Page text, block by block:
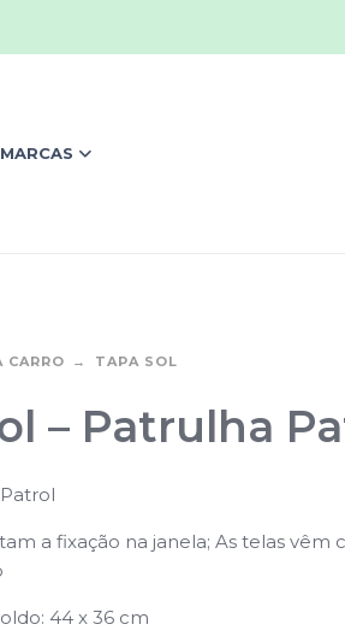
MARCAS
CARRO TAPA SOL
– Patrulha
a fixação na janela; As telas vêm
44 x 36 cm